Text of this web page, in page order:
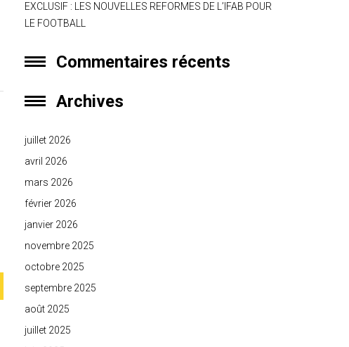
EXCLUSIF : LES NOUVELLES REFORMES DE L’IFAB POUR
LE FOOTBALL
Commentaires récents
Archives
juillet 2026
avril 2026
mars 2026
février 2026
janvier 2026
novembre 2025
octobre 2025
septembre 2025
août 2025
juillet 2025